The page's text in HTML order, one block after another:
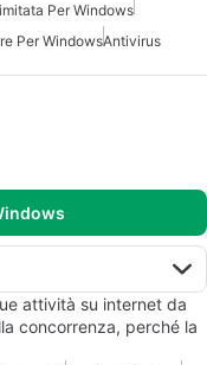
Per Windows
Per WindowsAntivirus
attività su internet da
concorrenza, perché la